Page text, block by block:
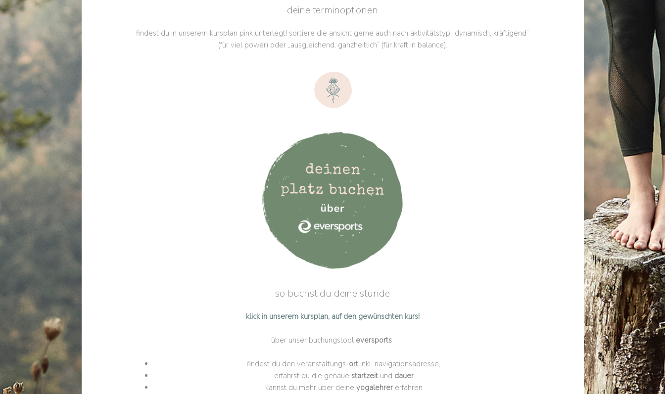
deine terminoptionen
findest du in unserem kursplan pink unterlegt! sortiere die ansicht gerne auch nach aktivitätstyp „dynamisch, kräftigend“
(für viel power) oder „ausgleichend, ganzheitlich“ (für kraft in balance).
so buchst du deine stunde
klick in unserem kursplan, auf den gewünschten kurs!
über unser buchungstool eversports
findest du den veranstaltungs-ort inkl. navigationsadresse,
erfährst du die genaue startzeitund dauer
kannst du mehr über deine yogalehrererfahren